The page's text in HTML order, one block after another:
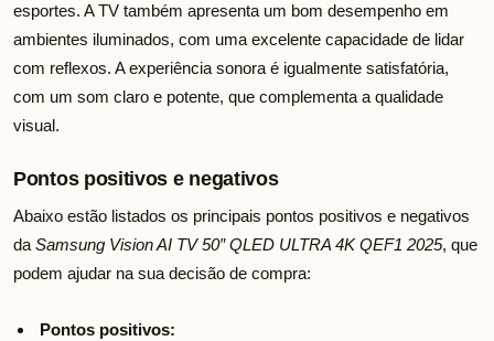
esportes. A TV também apresenta um bom desempenho em
ambientes iluminados, com uma excelente capacidade de lidar
com reflexos. A experiência sonora é igualmente satisfatória,
com um som claro e potente, que complementa a qualidade
visual.
Pontos positivos e negativos
Abaixo estão listados os principais pontos positivos e negativos
da Samsung Vision AI TV 50″ QLED ULTRA 4K QEF1 2025, que
podem ajudar na sua decisão de compra:
Pontos positivos: